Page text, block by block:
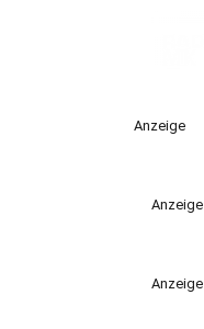
Anzeige
Anzeige
Anzeige